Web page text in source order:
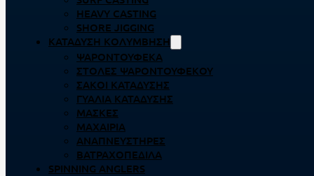
HEAVY CASTING
SHORE JIGGING
ΚΑΤΆΔΥΣΗ ΚΟΛΎΜΒΗΣΗ
ΨΑΡΟΝΤΟΎΦΕΚΑ
ΣΤΟΛΈΣ ΨΑΡΟΝΤΟΎΦΕΚΟΥ
ΣΆΚΟΙ ΚΑΤΆΔΥΣΗΣ
ΓΥΑΛΙΆ ΚΑΤΆΔΥΣΗΣ
ΜΆΣΚΕΣ
ΜΑΧΑΊΡΙΑ
ΑΝΑΠΝΕΥΣΤΉΡΕΣ
ΒΑΤΡΑΧΟΠΈΔΙΛΑ
SPINNING ANGLERS